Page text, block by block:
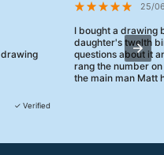
✓ Verified
25/
I bought a drawing
daughter's twelth
questions about it
rang the number
the main man Matt